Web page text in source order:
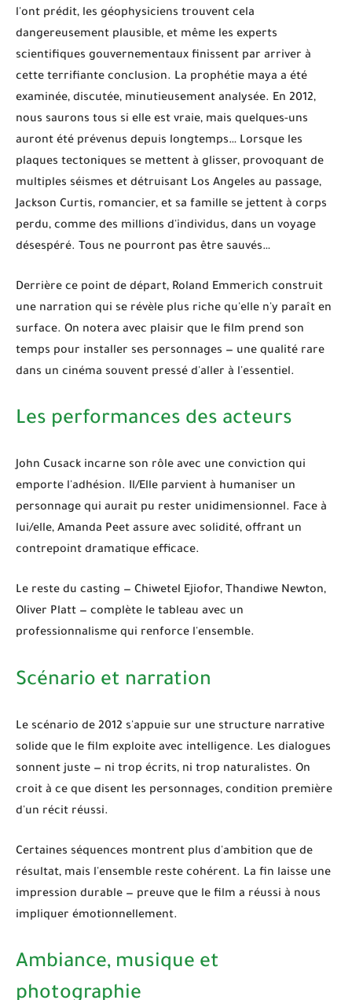
l'ont prédit, les géophysiciens trouvent cela
dangereusement plausible, et même les experts
scientifiques gouvernementaux finissent par arriver à
cette terrifiante conclusion. La prophétie maya a été
examinée, discutée, minutieusement analysée. En 2012,
nous saurons tous si elle est vraie, mais quelques-uns
auront été prévenus depuis longtemps… Lorsque les
plaques tectoniques se mettent à glisser, provoquant de
multiples séismes et détruisant Los Angeles au passage,
Jackson Curtis, romancier, et sa famille se jettent à corps
perdu, comme des millions d'individus, dans un voyage
désespéré. Tous ne pourront pas être sauvés…
Derrière ce point de départ, Roland Emmerich construit
une narration qui se révèle plus riche qu'elle n'y paraît en
surface. On notera avec plaisir que le film prend son
temps pour installer ses personnages — une qualité rare
dans un cinéma souvent pressé d'aller à l'essentiel.
Les performances des acteurs
John Cusack incarne son rôle avec une conviction qui
emporte l'adhésion. Il/Elle parvient à humaniser un
personnage qui aurait pu rester unidimensionnel. Face à
lui/elle, Amanda Peet assure avec solidité, offrant un
contrepoint dramatique efficace.
Le reste du casting — Chiwetel Ejiofor, Thandiwe Newton,
Oliver Platt — complète le tableau avec un
professionnalisme qui renforce l'ensemble.
Scénario et narration
Le scénario de 2012 s'appuie sur une structure narrative
solide que le film exploite avec intelligence. Les dialogues
sonnent juste — ni trop écrits, ni trop naturalistes. On
croit à ce que disent les personnages, condition première
d'un récit réussi.
Certaines séquences montrent plus d'ambition que de
résultat, mais l'ensemble reste cohérent. La fin laisse une
impression durable — preuve que le film a réussi à nous
impliquer émotionnellement.
Ambiance, musique et
photographie